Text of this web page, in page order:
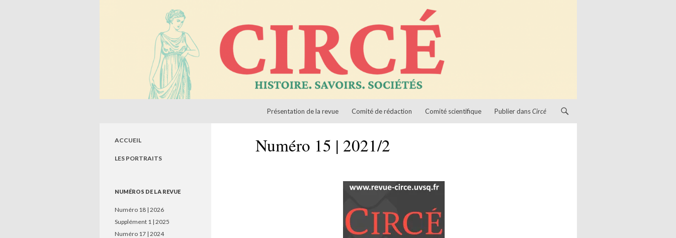
Présentation de la revue Comité de rédaction Comité scientifique Publier dansCircé
Numéro 15 | 2021/2
ACCUEIL
LES PORTRAITS
NUMÉROS DE LA REVUE
Numéro 18 | 2026
Supplément 1 | 2025
Numéro 17 | 2024